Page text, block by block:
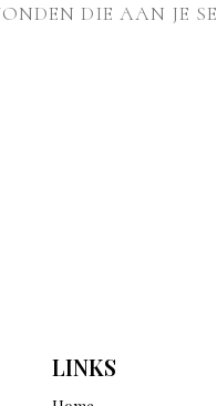
DIE AAN JE
LINKS